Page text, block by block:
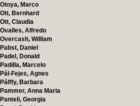
Otoya, Marco
Ott, Bernhard
Ott, Claudia
Ovalles, Alfredo
Overcash, William
Pabst, Daniel
Padel, Donald
Padilla, Marcelo
Pál-Fejes, Agnes
Pálffy, Barbara
Pammer, Anna Maria
Panteli, Georgia